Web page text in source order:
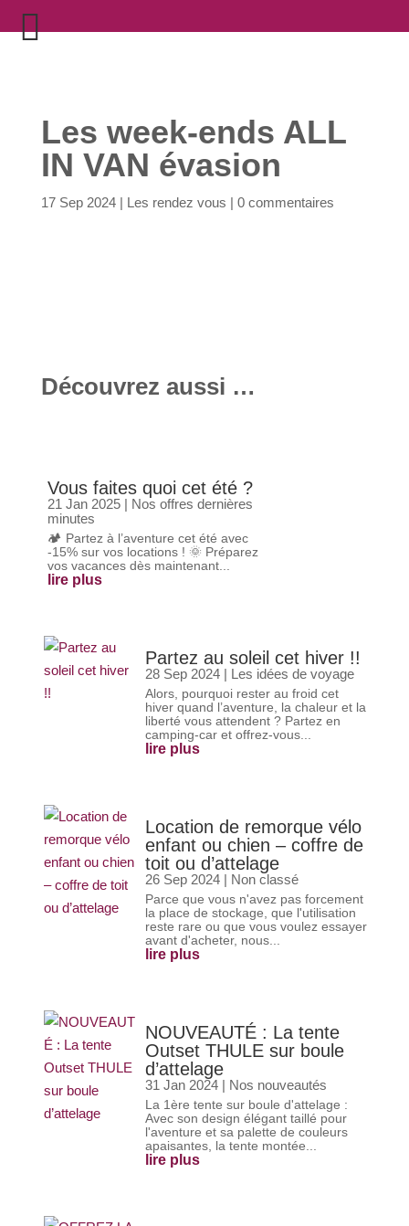
Les week-ends ALL
IN VAN évasion
17 Sep 2024| Les rendez vous | 0 commentaires
Découvrez aussi …
Vous faites quoi cet été ?
21 Jan 2025| Nos offres dernières
minutes
🏕️ Partez à l’aventure cet été avec
-15% sur vos locations ! 🌞 Préparez
vos vacances dès maintenant...
lire plus
Partez au soleil cet hiver !!
28 Sep 2024 | Les idées de voyage
Alors, pourquoi rester au froid cet
hiver quand l’aventure, la chaleur et la
liberté vous attendent ? Partez en
camping-car et offrez-vous...
lire plus
Location de remorque vélo
enfant ou chien – coffre de
toit ou d’attelage
26 Sep 2024 | Non classé
Parce que vous n'avez pas forcement
la place de stockage, que l'utilisation
reste rare ou que vous voulez essayer
avant d'acheter, nous...
lire plus
NOUVEAUTÉ : La tente
Outset THULE sur boule
d’attelage
31 Jan 2024 | Nos nouveautés
La 1ère tente sur boule d'attelage :
Avec son design élégant taillé pour
l'aventure et sa palette de couleurs
apaisantes, la tente montée...
lire plus